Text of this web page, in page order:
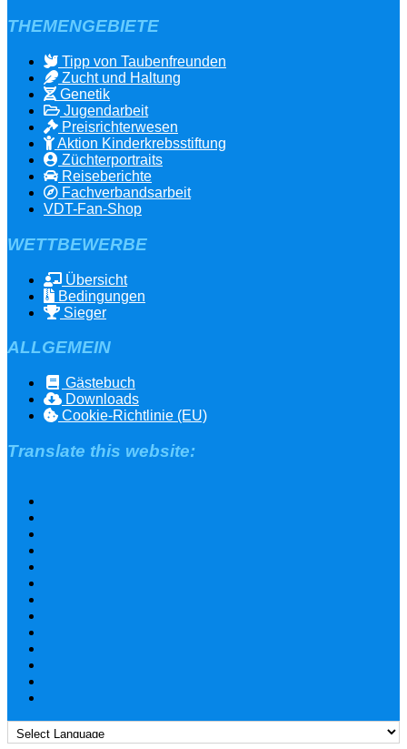
THEMENGEBIETE
Tipp von Taubenfreunden
Zucht und Haltung
Genetik
Jugendarbeit
Preisrichterwesen
Aktion Kinderkrebsstiftung
Züchterportraits
Reiseberichte
Fachverbandsarbeit
VDT-Fan-Shop
WETTBEWERBE
Übersicht
Bedingungen
Sieger
ALLGEMEIN
Gästebuch
Downloads
Cookie-Richtlinie (EU)
Translate this website: